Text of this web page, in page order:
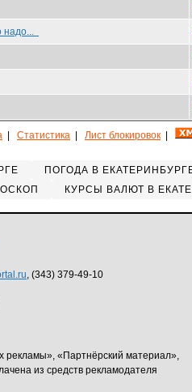
надо...
Статистика Лист блокировок
ПОГОДА В
КУРСЫ ВАЛЮТ В
, (343) 379-49-10
рекламы», «Партнёрский материал»,
из средств рекламодателя